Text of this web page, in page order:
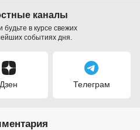
каналы
будьте в курсе свежих
событиях дня.
Дзен Телеграм